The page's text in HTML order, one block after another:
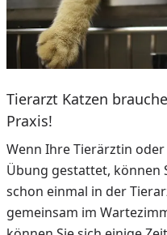
Tierarzt Katzen
Praxis!
Wenn Ihre Tierärztin
Übung gestattet, können
schon einmal in der
gemeinsam im